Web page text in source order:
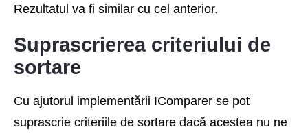
Rezultatul va fi similar cu cel anterior.
Suprascrierea criteriului de
sortare
Cu ajutorul implementării IComparer se pot
suprascrie criteriile de sortare dacă acestea nu ne